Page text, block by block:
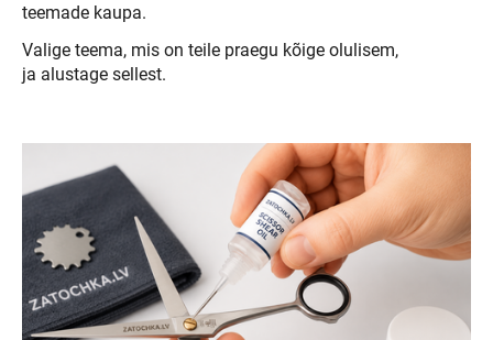
teemade kaupa.
Valige teema, mis on teile praegu kõige olulisem,
ja alustage sellest.